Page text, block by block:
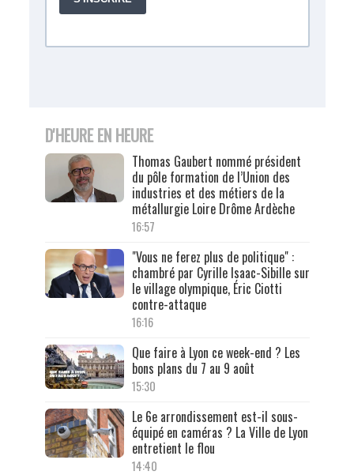
D'HEURE EN HEURE
Thomas Gaubert nommé président
du pôle formation de l’Union des
industries et des métiers de la
métallurgie Loire Drôme Ardèche
16:57
"Vous ne ferez plus de politique" :
chambré par Cyrille Isaac-Sibille sur
le village olympique, Éric Ciotti
contre-attaque
16:16
Que faire à Lyon ce week-end ? Les
bons plans du 7 au 9 août
15:30
Le 6e arrondissement est-il sous-
équipé en caméras ? La Ville de Lyon
entretient le flou
14:40